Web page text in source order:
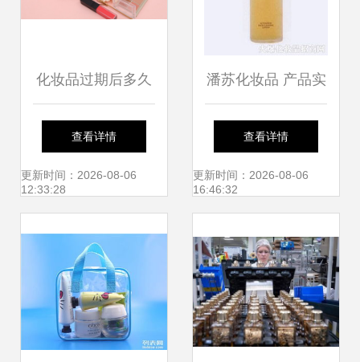
化妆品过期后多久
不能再使用？专家
建议与详细解析
查看详情
更新时间：2026-08-06
12:33:28
潘苏化妆品 产品实
力、加盟前景与真
实体验揭秘
查看详情
更新时间：2026-08-06
16:46:32